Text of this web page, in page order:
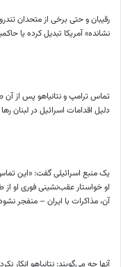
رقیبان و حتی برخی از متحدان
نشانده» آمریکا تبدیل کرده یا
تماس ترامپ و نتانیاهو پس از آن
دلیل اقدامات اسرائیل در لبنان
یک منبع اسرائیلی گفت: «این
او خواستار عقب‌نشینی فوری او
آن، مذاکرات با ایران – منفجر
آنها چه می‌گویند: نتانیاهو انکار